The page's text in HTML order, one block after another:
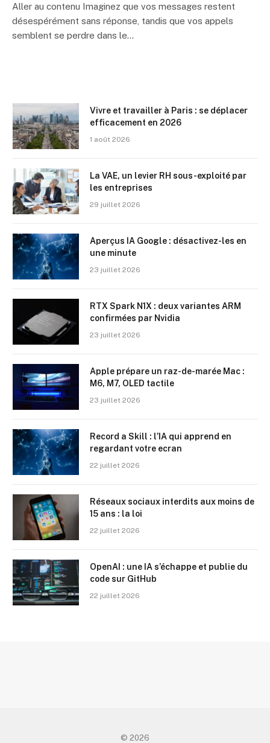
Aller au contenu Imaginez que vos messages restent
désespérément sans réponse, tandis que vos appels
semblent se perdre dans le…
Vivre et travailler à Paris : se déplacer
efficacement en 2026
1 août 2026
La VAE, un levier RH sous-exploité par
les entreprises
29 juillet 2026
Aperçus IA Google : désactivez-les en
une minute
23 juillet 2026
RTX Spark N1X : deux variantes ARM
confirmées par Nvidia
23 juillet 2026
Apple prépare un raz-de-marée Mac :
M6, M7, OLED tactile
23 juillet 2026
Record a Skill : l’IA qui apprend en
regardant votre ecran
22 juillet 2026
Réseaux sociaux interdits aux moins de
15 ans : la loi
22 juillet 2026
OpenAI : une IA s’échappe et publie du
code sur GitHub
22 juillet 2026
© 2026